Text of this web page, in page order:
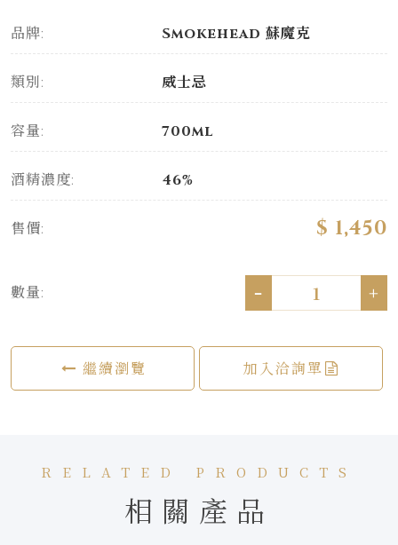
品牌: Smokehead 蘇魔克
類別: 威士忌
容量: 700ml
酒精濃度: 46%
售價: $ 1,450
數量: - +
繼續瀏覽 加入洽詢單
RELATED PRODUCTS
相關產品